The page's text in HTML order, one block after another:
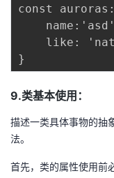
const
like:
9.类基本使用：
描述一类具体事物的抽
法。
首先，类的属性使用前